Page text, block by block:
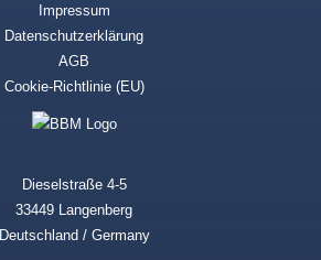
Impressum
Datenschutzerklärung
AGB
Cookie-Richtlinie (EU)
Dieselstraße 4-5
33449 Langenberg
Deutschland / Germany